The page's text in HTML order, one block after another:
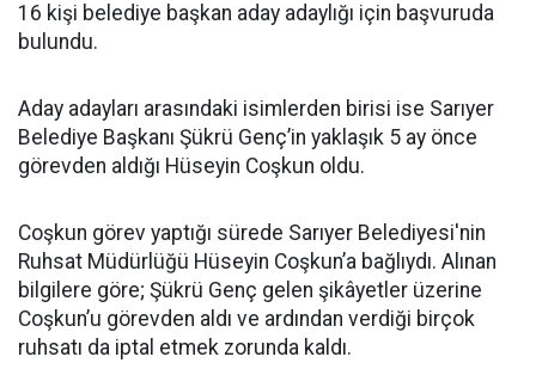
16 kişi belediye başkan aday adaylığı için başvuruda
bulundu.
Aday adayları arasındaki isimlerden birisi ise Sarıyer
Belediye Başkanı Şükrü Genç’in yaklaşık 5 ay önce
görevden aldığı Hüseyin Coşkun oldu.
Coşkun görev yaptığı sürede Sarıyer Belediyesi'nin
Ruhsat Müdürlüğü Hüseyin Coşkun’a bağlıydı. Alınan
bilgilere göre; Şükrü Genç gelen şikâyetler üzerine
Coşkun’u görevden aldı ve ardından verdiği birçok
ruhsatı da iptal etmek zorunda kaldı.